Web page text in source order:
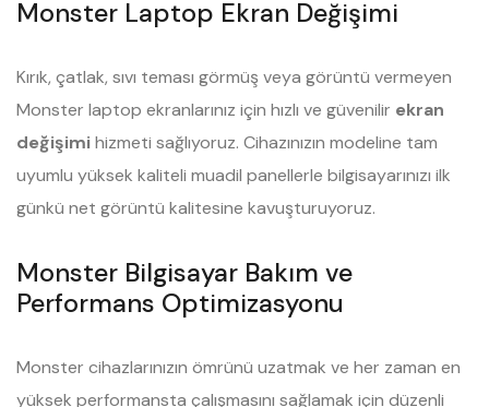
Monster Laptop Ekran Değişimi
Kırık, çatlak, sıvı teması görmüş veya görüntü vermeyen
Monster laptop ekranlarınız için hızlı ve güvenilir ekran
değişimihizmeti sağlıyoruz. Cihazınızın modeline tam
uyumlu yüksek kaliteli muadil panellerle bilgisayarınızı ilk
günkü net görüntü kalitesine kavuşturuyoruz.
Monster Bilgisayar Bakım ve
Performans Optimizasyonu
Monster cihazlarınızın ömrünü uzatmak ve her zaman en
yüksek performansta çalışmasını sağlamak için düzenli